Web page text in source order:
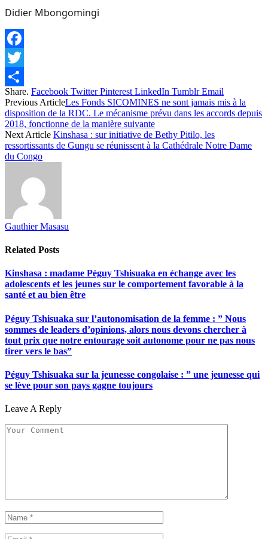
Didier Mbongomingi
Facebook
Twitter
Share
Share. Facebook Twitter Pinterest LinkedIn Tumblr Email
Previous ArticleLes Fonds SICOMINES ne sont jamais mis à la
disposition de la RDC. Le mécanisme prévu dans les accords depuis
2018, fonctionne de la manière suivante
Next Article Kinshasa : sur initiative de Bethy Pitilo, les
ressortissants de Gungu se réunissent à la Cathédrale Notre Dame
du Congo
Gauthier Masasu
Related Posts
Kinshasa : madame Péguy Tshisuaka en échange avec les
adolescents et les jeunes sur le comportement favorable à la
santé et au bien être
Péguy Tshisuaka sur l’autonomisation de la femme : ” Nous
sommes de leaders d’opinions, alors nous devons chercher à
tout prix que notre entourage soit autonome pour ne pas nous
tirer vers le bas”
Péguy Tshisuaka sur la jeunesse congolaise : ” une jeunesse qui
se lève pour son pays gagne toujours
Leave A Reply